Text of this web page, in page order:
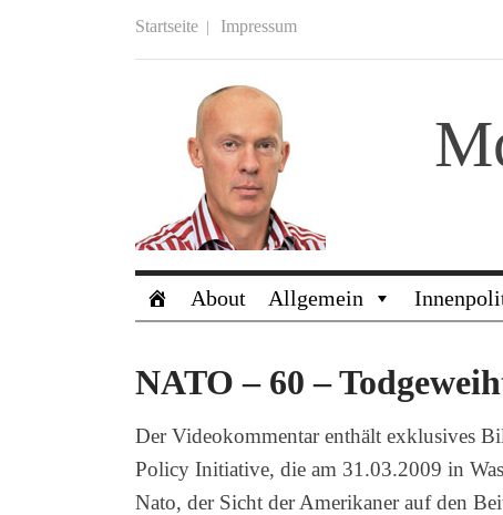
Startseite Impressum
About Allgemein
NATO – 60 –
Der Videokommentar enthält exklusives
Policy Initiative, die am 31.03.2009 in
Nato, der Sicht der Amerikaner auf den